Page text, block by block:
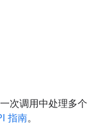
次调用中处理多个
指南。